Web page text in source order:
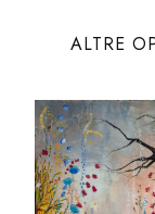
ALTRE